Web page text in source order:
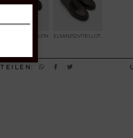
ELSAN252VITELLONEROELSAN252VITELLOT.MORO
TEILEN: